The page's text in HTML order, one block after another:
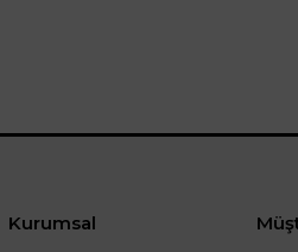
Kurumsal